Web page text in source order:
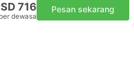
716
per dewasa
Pesan sekarang